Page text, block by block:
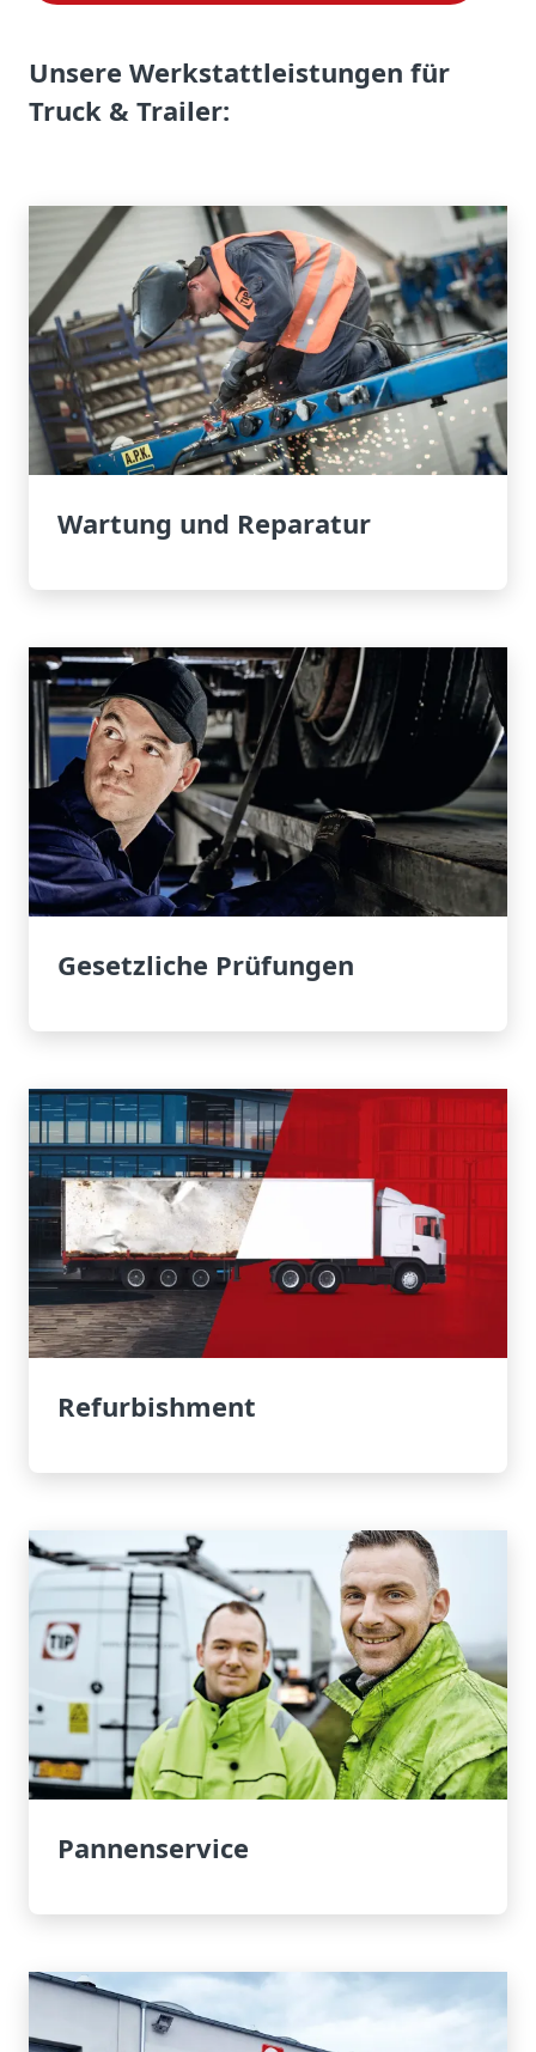
Unsere Werkstattleistungen für
Truck & Trailer:
Wartung und Reparatur
Gesetzliche Prüfungen
Refurbishment
Pannenservice